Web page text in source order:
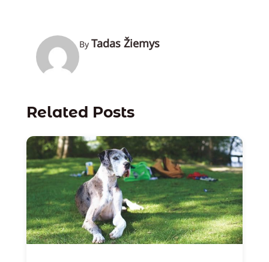
By Tadas Žiemys
Related Posts